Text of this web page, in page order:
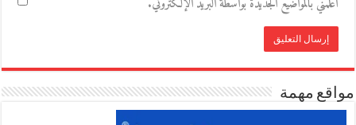
أعلمني بالمواضيع الجديدة بواسطة البريد الإلكتروني.
مواقع مهمة